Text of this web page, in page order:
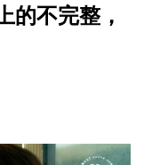
的不完整，